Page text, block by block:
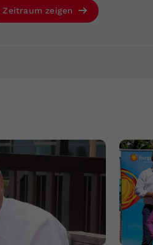
Zeitraum zeigen
Einstellungen, falls der